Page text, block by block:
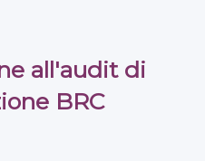
all'audit di
BRC